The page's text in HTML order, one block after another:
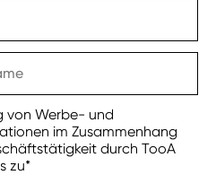
von Werbe- und
im Zusammenhang
durch TooA
zu*